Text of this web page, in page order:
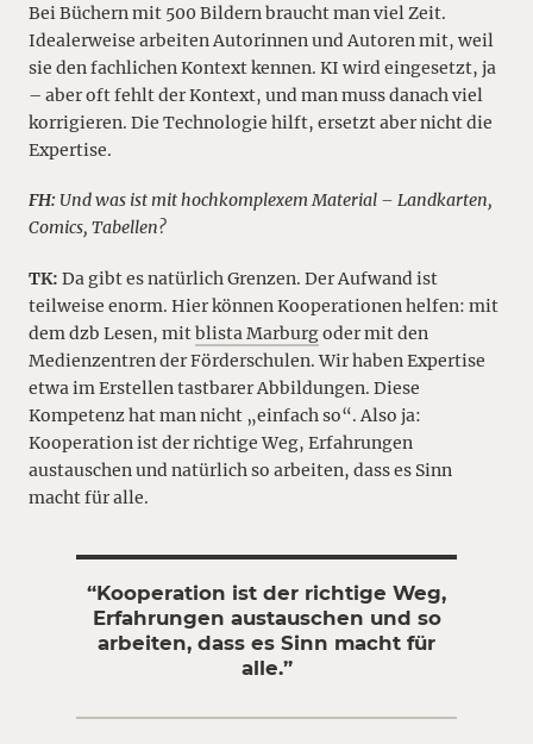
Bei Büchern mit 500 Bildern braucht man viel Zeit.
Idealerweise arbeiten Autorinnen und Autoren mit, weil
sie den fachlichen Kontext kennen. KI wird eingesetzt, ja
– aber oft fehlt der Kontext, und man muss danach viel
korrigieren. Die Technologie hilft, ersetzt aber nicht die
Expertise.
FH: Und was ist mit hochkomplexem Material – Landkarten,
Comics, Tabellen?
TK: Da gibt es natürlich Grenzen. Der Aufwand ist
teilweise enorm. Hier können Kooperationen helfen: mit
dem dzb Lesen, mitblista Marburgoder mit den
Medienzentren der Förderschulen. Wir haben Expertise
etwa im Erstellen tastbarer Abbildungen. Diese
Kompetenz hat man nicht „einfach so“. Also ja:
Kooperation ist der richtige Weg, Erfahrungen
austauschen und natürlich so arbeiten, dass es Sinn
macht für alle.
“Kooperation ist der richtige Weg,
Erfahrungen austauschen und so
arbeiten, dass es Sinn macht für
alle.”